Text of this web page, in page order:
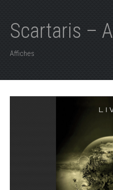
Scartaris – A
Affiches